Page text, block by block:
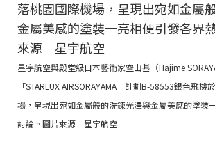
星宇航空與殿堂級日本藝術家空山基（Hajime
「STARLUX AIRSORAYAMA」計劃B-58553銀色飛
場，呈現出宛如金屬般的洗鍊光澤與金屬美感的塗裝
討論。圖片來源｜星宇航空